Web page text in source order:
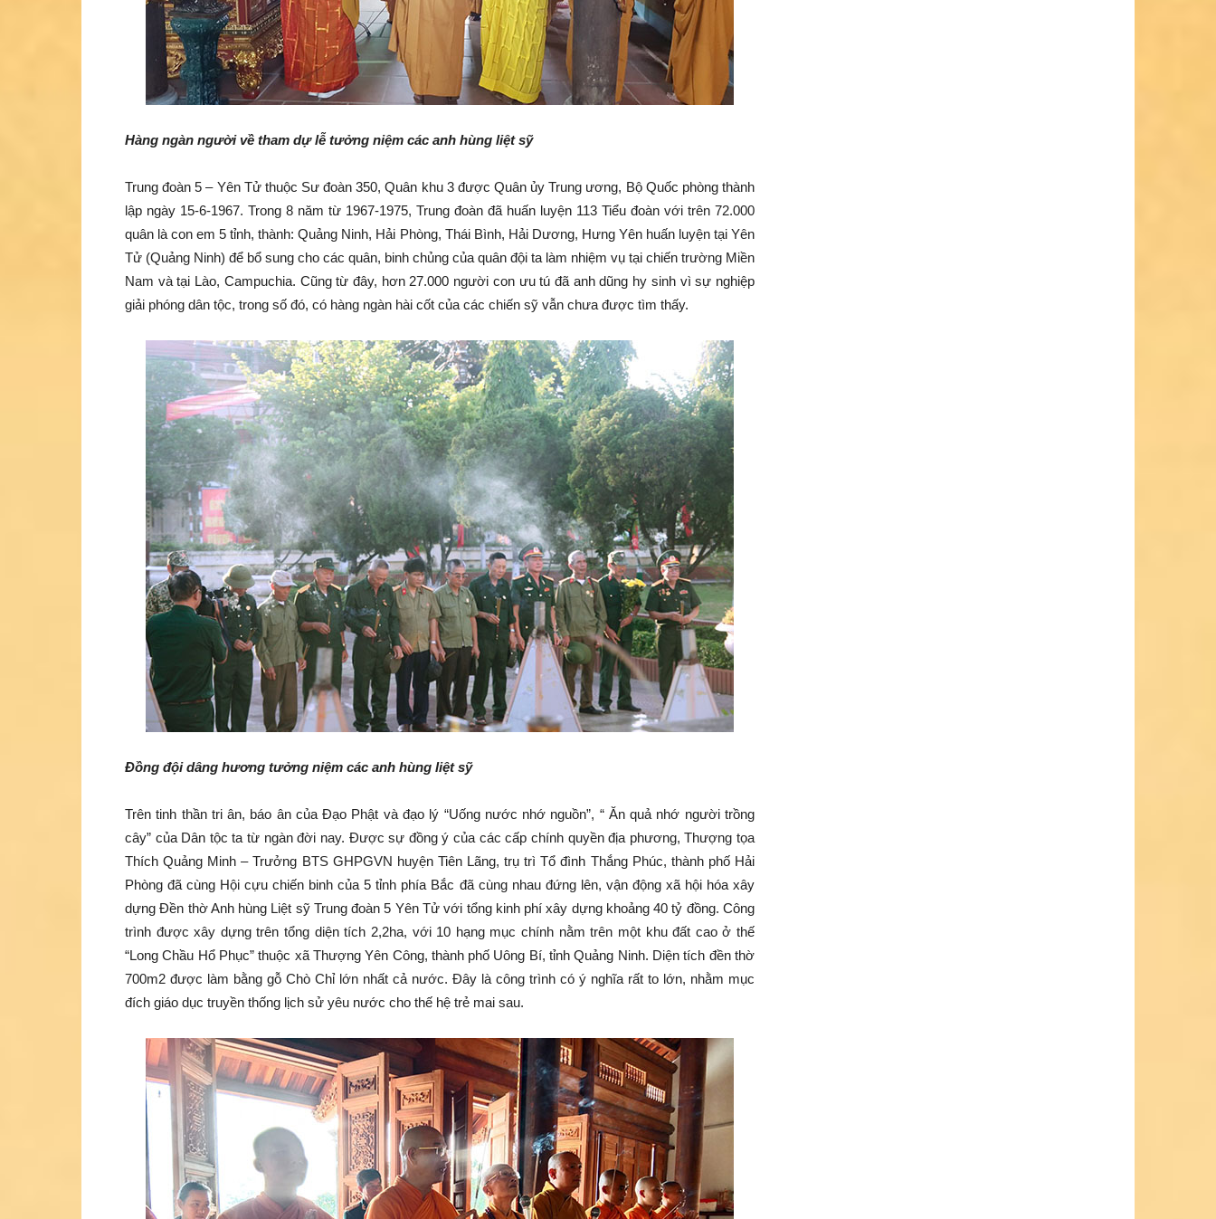
Hàng ngàn người về tham dự lễ tưởng niệm các anh hùng liệt sỹ
Trung đoàn 5 – Yên Tử thuộc Sư đoàn 350, Quân khu 3 được Quân ủy Trung ương, Bộ Quốc phòng thành
lập ngày 15-6-1967. Trong 8 năm từ 1967-1975, Trung đoàn đã huấn luyện 113 Tiểu đoàn với trên 72.000
quân là con em 5 tỉnh, thành: Quảng Ninh, Hải Phòng, Thái Bình, Hải Dương, Hưng Yên huấn luyện tại Yên
Tử (Quảng Ninh) để bổ sung cho các quân, binh chủng của quân đội ta làm nhiệm vụ tại chiến trường Miền
Nam và tại Lào, Campuchia. Cũng từ đây, hơn 27.000 người con ưu tú đã anh dũng hy sinh vì sự nghiệp
giải phóng dân tộc, trong số đó, có hàng ngàn hài cốt của các chiến sỹ vẫn chưa được tìm thấy.
Đồng đội dâng hương tưởng niệm các anh hùng liệt sỹ
Trên tinh thần tri ân, báo ân của Đạo Phật và đạo lý “Uống nước nhớ nguồn”, “ Ăn quả nhớ người trồng
cây” của Dân tộc ta từ ngàn đời nay. Được sự đồng ý của các cấp chính quyền địa phương, Thượng tọa
Thích Quảng Minh – Trưởng BTS GHPGVN huyện Tiên Lãng, trụ trì Tổ đình Thắng Phúc, thành phố Hải
Phòng đã cùng Hội cựu chiến binh của 5 tỉnh phía Bắc đã cùng nhau đứng lên, vận động xã hội hóa xây
dựng Đền thờ Anh hùng Liệt sỹ Trung đoàn 5 Yên Tử với tổng kinh phí xây dựng khoảng 40 tỷ đồng. Công
trình được xây dựng trên tổng diện tích 2,2ha, với 10 hạng mục chính nằm trên một khu đất cao ở thế
“Long Chầu Hổ Phục” thuộc xã Thượng Yên Công, thành phố Uông Bí, tỉnh Quảng Ninh. Diện tích đền thờ
700m2 được làm bằng gỗ Chò Chỉ lớn nhất cả nước. Đây là công trình có ý nghĩa rất to lớn, nhằm mục
đích giáo dục truyền thống lịch sử yêu nước cho thế hệ trẻ mai sau.